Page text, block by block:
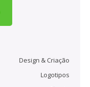
Design & Criação
Logotipos